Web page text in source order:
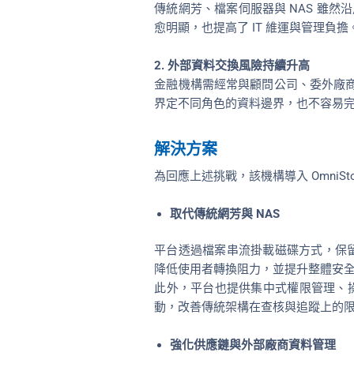
傳統網芳、檔案伺服器與 NAS 雖然
愈明顯，也提高了 IT 維運與管理負擔
2. 外部資料交換風險持續升高
金融機構需經常與顧問公司、委外廠
界定不同角色的資料邊界，也不容易
解決方案
為回應上述挑戰，該機構導入
取代傳統網芳與 NAS
平台透過檔案串流掛載磁碟方式，保
降低使用者轉換阻力，並提升整體安
此外，平台也提供集中式權限管理
動，改善傳統架構在查核與追蹤上的
強化供應鏈與外部廠商資料管理